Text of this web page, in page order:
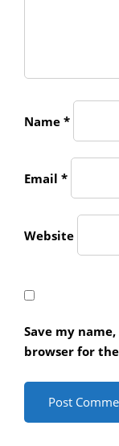
Name *
Email *
Website
Save my
browser for